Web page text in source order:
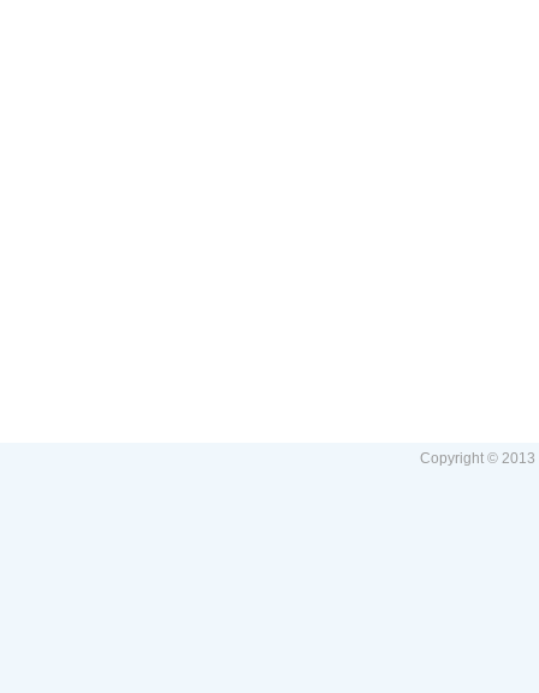
Copyright © 2013